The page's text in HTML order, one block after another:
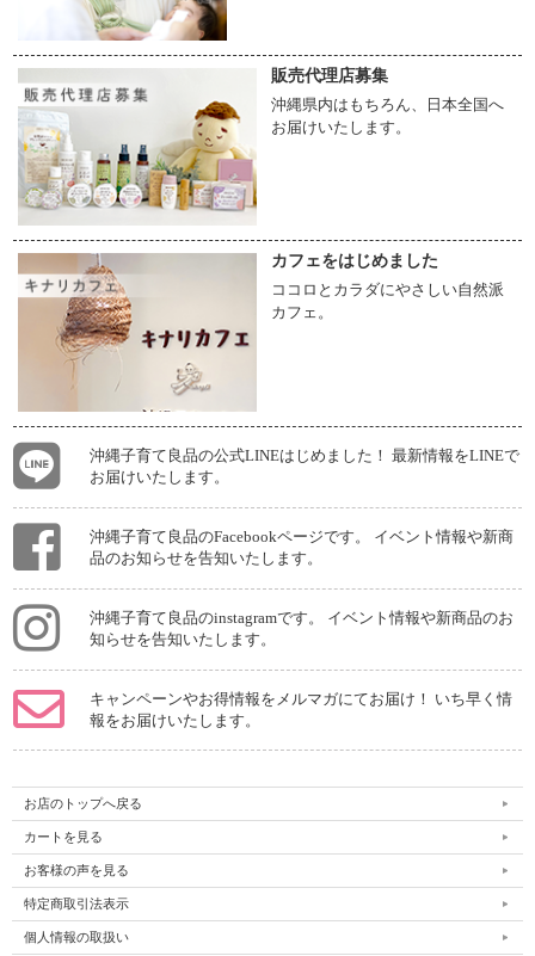
赤ちゃんは抱っこしたまま少し前かがみになり、胸のほうのポーチ部分の生
【４】次にポーチの中に一緒に入っている腕を取るために反対の手で外側から赤ち
ゃんをしっかり押さえ横抱きにします。
(注)
赤ちゃんの足は、自然な体勢を保つために膝をMの字に開いた状態
ください。
【５】リングから垂れているテール部分を持ち、下に引きながら高さを調整しま
す。
【６】次にふちのテール部分でゆるいところをしっかりと引っ張り、ママと赤ちゃ
んを密着させます。
(注)落下防止のため、赤ちゃんの頭側の手は離さずに支えてあげてください。
【横抱きをする時の注意点】
生後間もない赤ちゃんの関節は、やわらかく股関節が外れやすい状態です。
股関節脱臼を防ぐためには、赤ちゃんの自然な体勢を保つために
で横抱きしてください。
◆うまく抱っこできないという方によくあるパターン◆
・おへそよりも下の方にぶら下げて抱っこしているとき
・月齢が高くなっているとき（縦抱っこなら落ち着くことがあります）
【首まくらを一緒にお使いいただく時の注意】
・当店オリジナル「ベビースリング」で抱っこする際に赤ちゃんの首がぐらつかな
いようにやさしく支えるための補助まくらです。
・新生児期～首がすわる頃（1歳ごろ）までお使いいただけます。
・赤ちゃんの呼吸や表情、姿勢が崩れていないかをこまめに確認しながらお使いく
販売代理店募集
沖縄県内はもちろん、日本全国へ
お届けいたします。
カフェをはじめました
ココロとカラダにやさしい自然派
カフェ。
沖縄子育て良品の公式LINEはじめました！ 最新情報をLINEで
お届けいたします。
沖縄子育て良品のFacebookページです。 イベント情報や新商
品のお知らせを告知いたします。
沖縄子育て良品のinstagramです。 イベント情報や新商品のお
知らせを告知いたします。
キャンペーンやお得情報をメルマガにてお届け！ いち早く情
報をお届けいたします。
お店のトップへ戻る
カートを見る
お客様の声を見る
特定商取引法表示
個人情報の取扱い